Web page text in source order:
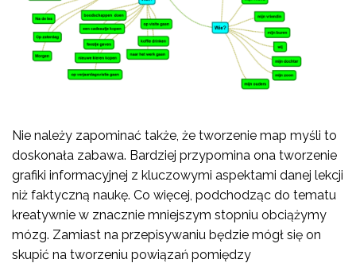
Nie należy zapominać także, że tworzenie map myśli to
doskonała zabawa. Bardziej przypomina ona tworzenie
grafiki informacyjnej z kluczowymi aspektami danej lekcji
niż faktyczną naukę. Co więcej, podchodząc do tematu
kreatywnie w znacznie mniejszym stopniu obciążymy
mózg. Zamiast na przepisywaniu będzie mógł się on
skupić na tworzeniu powiązań pomiędzy